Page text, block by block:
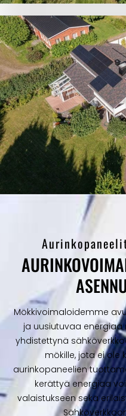
Mökkivoimaloidemme
ja uusiutuvaa energiaa
yhdistettynä
mökille, jota ei ole
aurinkopaneelien
kerättyä energiaa
valaistukseen sekä